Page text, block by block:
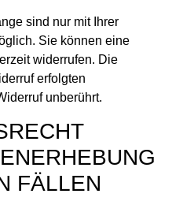
sind nur mit Ihrer
Sie können eine
widerrufen. Die
erfolgten
unberührt.
FÄLLEN